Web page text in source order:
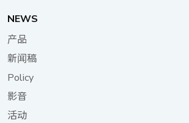
无缝且愉悦的体验。 Neu-X102-N50
市技术的一大进步，它与都市景观无缝
游客和当地居民提供必要的服务。随着
采用这项技术，我们可以预期人们与滨
导航的方式将发生转变，从而开启一个
与度高的都市观光新纪元。 应用架构
NEWS
产品
新闻稿
Policy
影音
活动